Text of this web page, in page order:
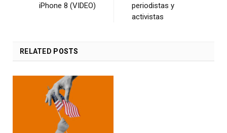
iPhone 8 (VIDEO)
periodistas y
activistas
RELATED POSTS